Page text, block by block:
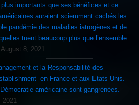
importants que ses bénéfices et ce
auraient sciemment cachés les
pandémie des maladies iatrogènes et de
tuent beaucoup plus que l’ensemble
August 8, 2021
et la Responsabilité des
en France et aux Etats-Unis.
américaine sont gangrénées.